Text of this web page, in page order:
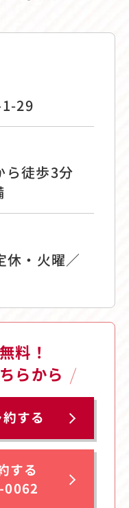
29
ら徒歩3分
・火曜／
料！
らから
する
する